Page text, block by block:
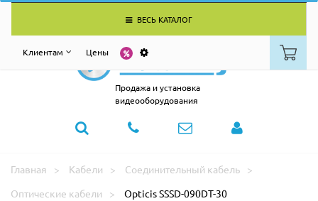
ВЕСЬ КАТАЛОГ
Клиентам Цены
Продажа и установка
видеооборудования
Главная Кабели
Соединительный кабель
Оптические кабели
Opticis SSSD-090DT-30